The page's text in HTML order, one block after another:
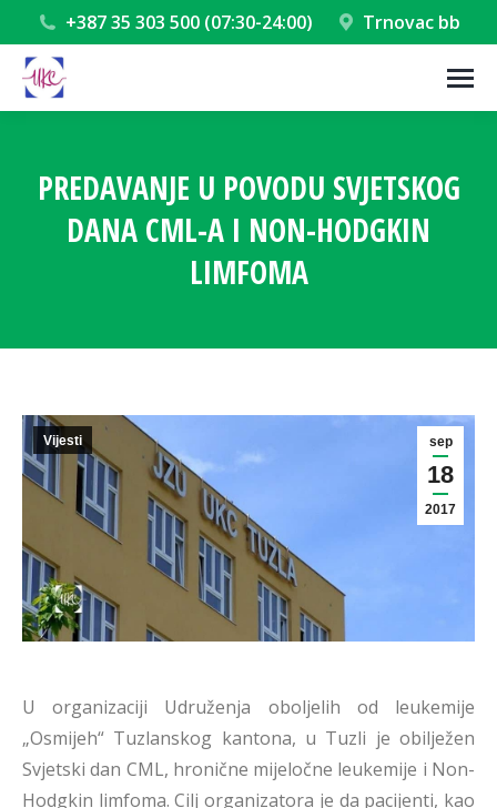
+387 35 303 500 (07:30-24:00) Trnovac bb
PREDAVANJE U POVODU SVJETSKOG
DANA CML-A I NON-HODGKIN
LIMFOMA
sep
18
2017
Vijesti
U organizaciji Udruženja oboljelih od leukemije
„Osmijeh“ Tuzlanskog kantona, u Tuzli je obilježen
Svjetski dan CML, hronične mijeločne leukemije i Non-
Hodgkin limfoma. Cilj organizatora je da pacijenti, kao